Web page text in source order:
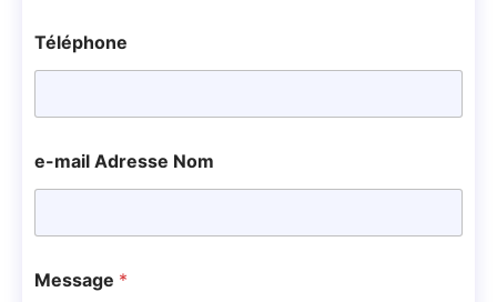
Téléphone
e-mail Adresse Nom
Message *